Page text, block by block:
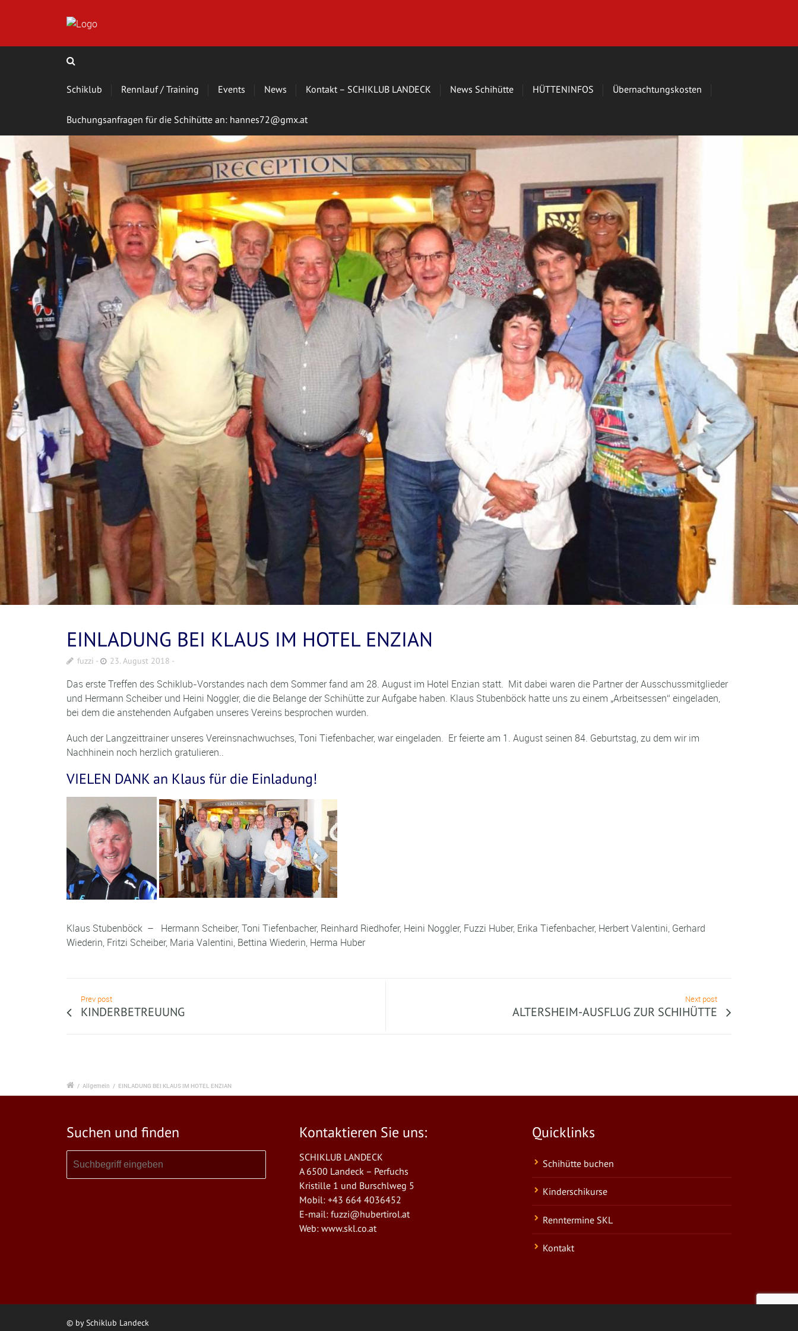
Schiklub Rennlauf / Training Events News Kontakt – SCHIKLUB LANDECK News Schihütte HÜTTENINFOS Übernachtungskosten
Buchungsanfragen für die Schihütte an: hannes72@gmx.at
EINLADUNG BEI KLAUS IM HOTEL ENZIAN
fuzzi 23. August 2018
Das erste Treffen des Schiklub-Vorstandes nach dem Sommer fand am 28. August im Hotel Enzian statt. Mit dabei waren die Partner der Ausschussmitglieder
und Hermann Scheiber und Heini Noggler, die die Belange der Schihütte zur Aufgabe haben. Klaus Stubenböck hatte uns zu einem „Arbeitsessen“ eingeladen,
bei dem die anstehenden Aufgaben unseres Vereins besprochen wurden.
Auch der Langzeittrainer unseres Vereinsnachwuchses, Toni Tiefenbacher, war eingeladen. Er feierte am 1. August seinen 84. Geburtstag, zu dem wir im
Nachhinein noch herzlich gratulieren..
VIELEN DANK an Klaus für die Einladung!
Klaus Stubenböck – Hermann Scheiber, Toni Tiefenbacher, Reinhard Riedhofer, Heini Noggler, Fuzzi Huber, Erika Tiefenbacher, Herbert Valentini, Gerhard
Wiederin, Fritzi Scheiber, Maria Valentini, Bettina Wiederin, Herma Huber
Prev post
KINDERBETREUUNG
Next post
ALTERSHEIM-AUSFLUG ZUR SCHIHÜTTE
/ Allgemein / EINLADUNG BEI KLAUS IM HOTEL ENZIAN
Suchen und finden Kontaktieren Sie uns:
SCHIKLUB LANDECK
A 6500 Landeck – Perfuchs
Kristille 1 und Burschlweg 5
Mobil: +43 664 4036452
E-mail: fuzzi@hubertirol.at
Web: www.skl.co.at
Quicklinks
Schihütte buchen
Kinderschikurse
Renntermine SKL
Kontakt
© by Schiklub Landeck